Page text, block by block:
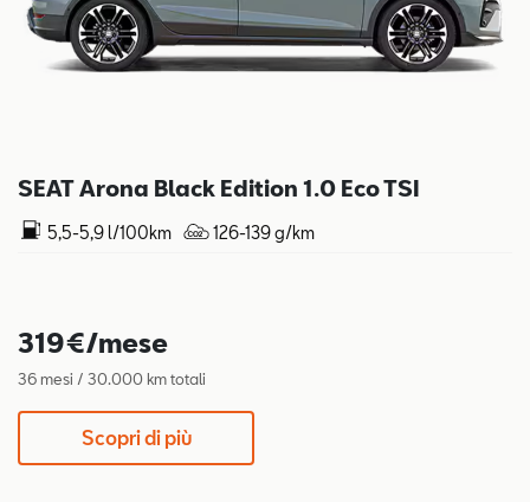
SEAT Arona Black Edition 1.0 Eco TSI
5,5-5,9 l/100km 126-139 g/km
319€/mese
36 mesi / 30.000 km totali
Scopri di più